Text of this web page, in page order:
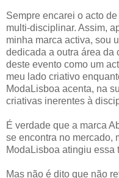
Sempre encarei o acto
multi-disciplinar. Assim,
minha marca activa, sou
dedicada a outra área da
deste evento como um
meu lado criativo
ModaLisboa acenta, na
criativas inerentes à
É verdade que a marca
se encontra no mercado,
ModaLisboa atingiu essa
Mas não é dito que não